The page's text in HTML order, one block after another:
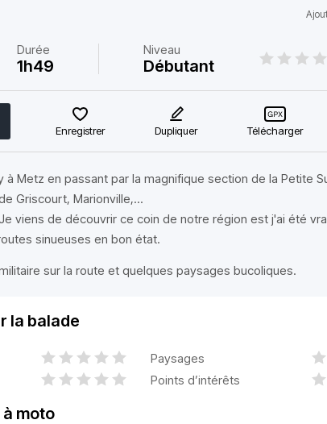
Durée
1h49
Niveau
Débutant
Enregistrer Dupliquer Télécharger
à Metz en passant par la magnifique section de la Petite
Griscourt, Marionville,...
viens de découvrir ce coin de notre région est j'ai été
sinueuses en bon état.
sur la route et quelques paysages bucoliques.
la balade
Paysages
Points d’intérêts
moto